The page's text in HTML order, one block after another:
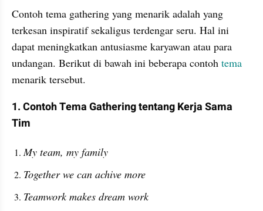
Contoh tema gathering yang menarik adalah yang
terkesan inspiratif sekaligus terdengar seru. Hal ini
dapat meningkatkan antusiasme karyawan atau para
undangan. Berikut di bawah ini beberapa contoh tema
menarik tersebut.
1. Contoh Tema Gathering tentang Kerja Sama
Tim
My team, my family
Together we can achive more
Teamwork makes dream work